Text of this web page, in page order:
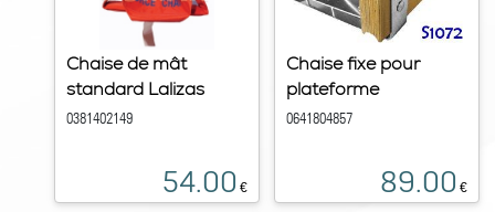
Chaise de mât
standard Lalizas
0381402149
54.00 €
Chaise fixe pour
plateforme
0641804857
89.00 €